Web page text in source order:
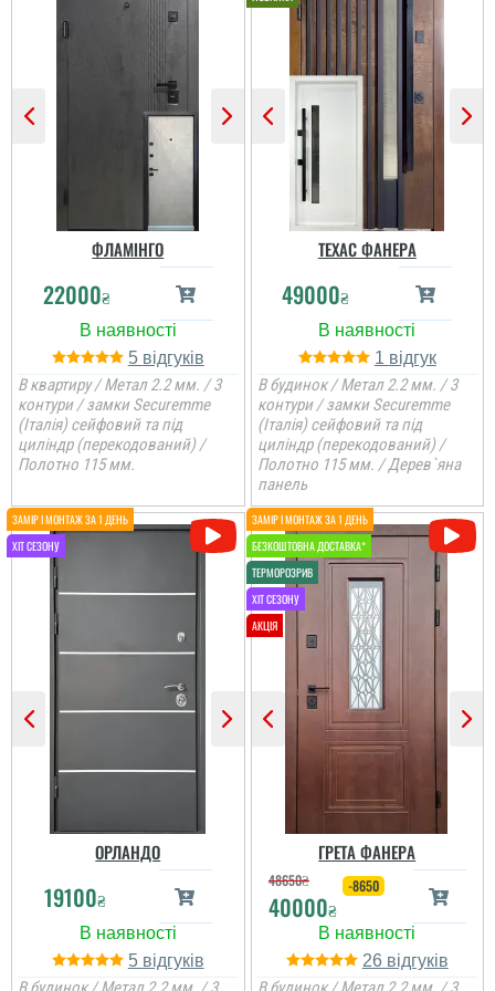
читати всі відгуки
До самих дверей, а
також швидкості і якості
встановлення питань
нема. Але замірник так
дверей, що ми з
тільки зовнішні двері, а
й внутрішні...
читати всі відгуки
Дуже задоволений
послугами данної
компанії. Все виконало
вчасно, акуратно та
надійно.
читати всі відгуки
ФЛАМІНГО
22000₴
5
В квартиру / Метал 2.2 мм. / 3
контури / замки Securemme
(Італія) сейфовий та під
циліндр (перекодований) /
Полотно 115 мм.
ТЕХАС ФАНЕРА
49000₴
1
В будинок / Метал 2.2 мм. / 3
контури / замки Securemme
(Італія) сейфовий та під
циліндр (перекодований) /
Полотно 115 мм. / Дерев`яна
панель
ОРЛАНДО
19100₴
5
ГРЕТА ФАНЕРА
48650₴
40000₴
-8650
26